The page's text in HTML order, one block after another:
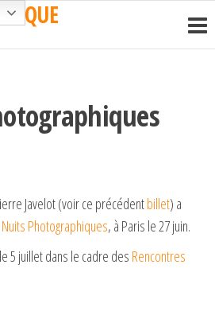
Javelot (voir ce précédentbillet) a
Nuits Photographiques, à Paris le 27 juin.
5 juillet dans le cadre des Rencontres